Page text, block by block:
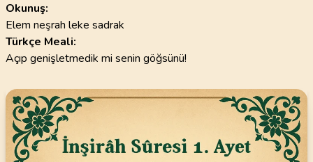
Okunuş:
Elem neşrah leke sadrak
Türkçe Meali:
Açıp genişletmedik mi senin göğsünü!